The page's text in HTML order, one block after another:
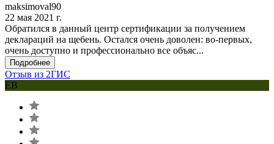
maksimoval90
22 мая 2021 г.
Обратился в данный центр сертификации за получением
деклараций на щебень. Остался очень доволен: во-первых,
очень доступно и профессионально все объяс...
Подробнее
Отзыв из 2ГИС
ЕВ